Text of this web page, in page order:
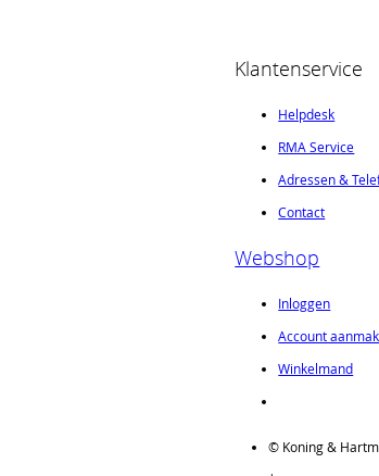
Klantenservice
Helpdesk
RMA Service
Adressen &
Contact
Webshop
Inloggen
Account
Winkelmand
© Koning &